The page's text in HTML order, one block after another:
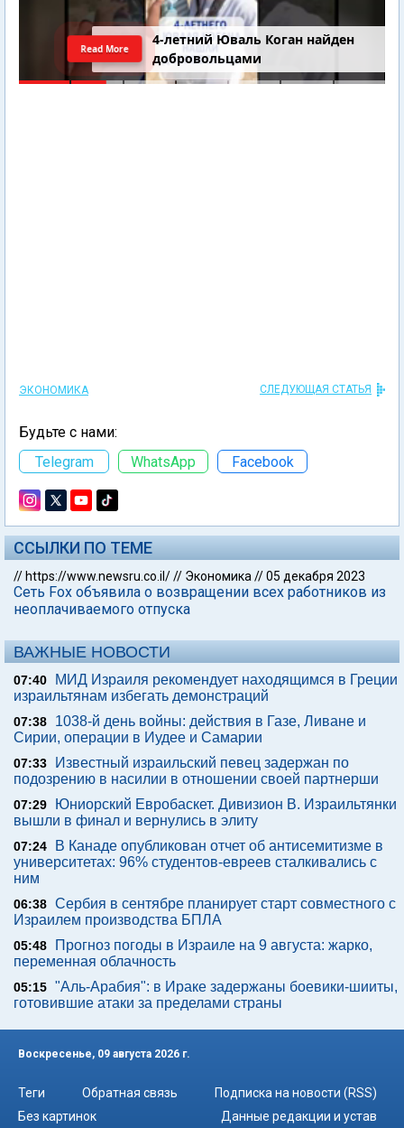
4-летний Юваль Коган найден
добровольцами
Read More
ЭКОНОМИКА СЛЕДУЮЩАЯ СТАТЬЯ
Будьте с нами:
Telegram
WhatsApp Facebook
ССЫЛКИ ПО ТЕМЕ
// https://www.newsru.co.il/// Экономика //05 декабря 2023
Сеть Fox объявила о возвращении всех работников из
неоплачиваемого отпуска
ВАЖНЫЕ НОВОСТИ
07:40
МИД Израиля рекомендует находящимся в Греции
израильтянам избегать демонстраций
07:38
1038-й день войны: действия в Газе, Ливане и
Сирии, операции в Иудее и Самарии
07:33
Известный израильский певец задержан по
подозрению в насилии в отношении своей партнерши
07:29
Юниорский Евробаскет. Дивизион В. Израильтянки
вышли в финал и вернулись в элиту
07:24
В Канаде опубликован отчет об антисемитизме в
университетах: 96% студентов-евреев сталкивались с
ним
06:38 Сербия в сентябре планирует старт совместного с
Израилем производства БПЛА
05:48
Прогноз погоды в Израиле на 9 августа: жарко,
переменная облачность
05:15 "Аль-Арабия": в Ираке задержаны боевики-шииты,
готовившие атаки за пределами страны
Воскресенье, 09 августа 2026 г.
Теги Обратная связь
Подписка на новости (RSS)
Без картинок
Данные редакции и устав